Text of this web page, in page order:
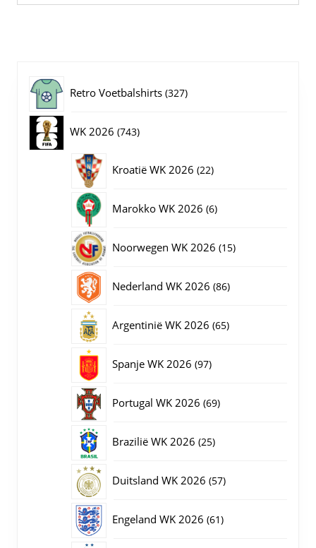
Retro Voetbalshirts 327327
WK 2026 743743
Kroatië WK 2026 2222
Marokko WK 2026 66
Noorwegen WK 2026 1515
Nederland WK 2026 8686
Argentinië WK 2026 6565
Spanje WK 2026 9797
Portugal WK 2026 6969
Brazilië WK 2026 2525
Duitsland WK 2026 5757
Engeland WK 2026 6161